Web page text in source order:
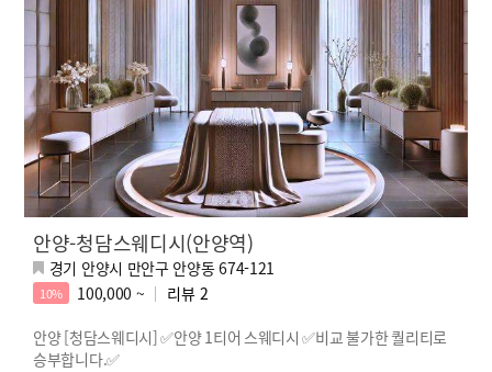
안양-청담스웨디시(안양역)
경기 안양시 만안구 안양동 674-121
10% 100,000 ~ 리뷰 2
안양 [청담스웨디시] ✅안양 1티어 스웨디시 ✅비교 불가한 퀄리티로
승부합니다.✅